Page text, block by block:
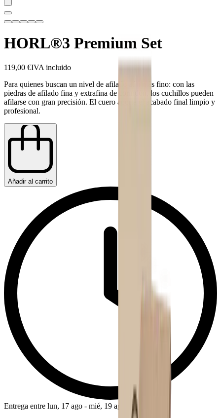
HORL®3 Premium Set
119,00 €IVA incluido
Para quienes buscan un nivel de afilado aún más fino: con las
piedras de afilado fina y extrafina de corindón, los cuchillos pueden
afilarse con gran precisión. El cuero aporta el acabado final limpio y
profesional.
Añadir al carrito
Entrega entre lun, 17 ago - mié, 19 ago